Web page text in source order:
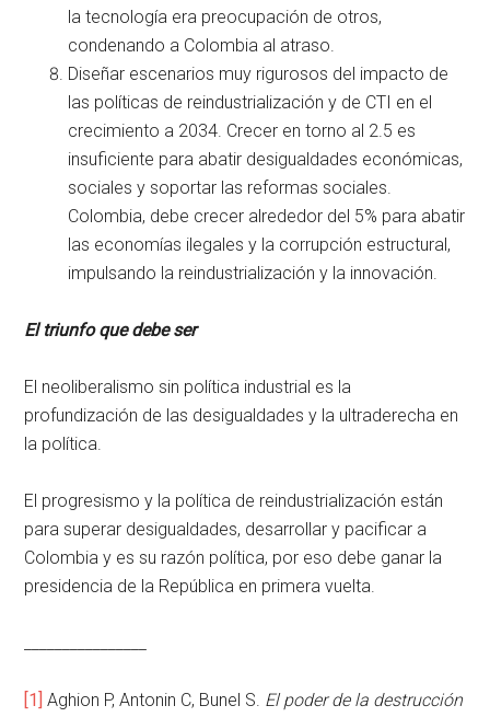
la tecnología era preocupación de otros,
condenando a Colombia al atraso.
Diseñar escenarios muy rigurosos del impacto de
las políticas de reindustrialización y de CTI en el
crecimiento a 2034. Crecer en torno al 2.5 es
insuficiente para abatir desigualdades económicas,
sociales y soportar las reformas sociales.
Colombia, debe crecer alrededor del 5% para abatir
las economías ilegales y la corrupción estructural,
impulsando la reindustrialización y la innovación.
El triunfo que debe ser
El neoliberalismo sin política industrial es la
profundización de las desigualdades y la ultraderecha en
la política.
El progresismo y la política de reindustrialización están
para superar desigualdades, desarrollar y pacificar a
Colombia y es su razón política, por eso debe ganar la
presidencia de la República en primera vuelta.
[1] Aghion P, Antonin C, Bunel S. El poder de la destrucción